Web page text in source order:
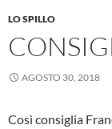
LO SPILLO
AGOSTO 30, 2018
Così consiglia